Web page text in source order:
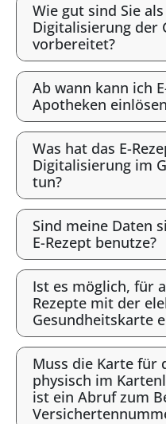
Wie gut sind Sie
Digitalisierung der
vorbereitet?
Ab wann kann ich
Apotheken
Was hat das E-
Digitalisierung im
tun?
Sind meine Daten
E-Rezept benutze?
Ist es möglich, für
Rezepte mit der
Gesundheitskarte
Muss die Karte für
physisch im
ist ein Abruf zum